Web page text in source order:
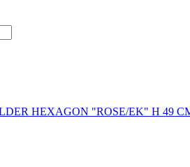
HEXAGON "ROSE/EK" H 49